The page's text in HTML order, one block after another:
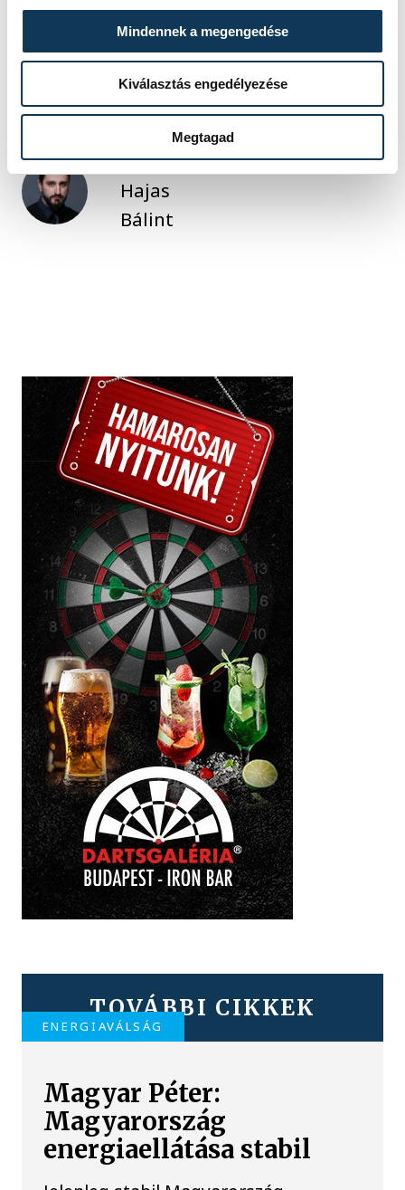
Mindennek a megengedése
Kiválasztás engedélyezése
Megtagad
közélet politika
Magyar Péter
Tisza párt
Hajas
Bálint
TOVÁBBI CIKKEK
ENERGIAVÁLSÁG
Magyar Péter:
Magyarország
energiaellátása stabil